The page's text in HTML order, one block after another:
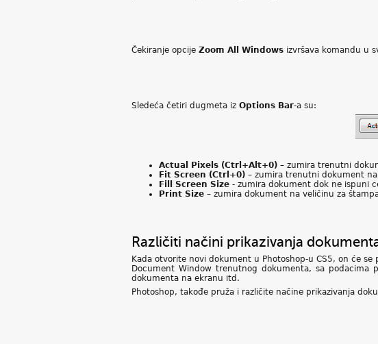
Čekiranje opcije Zoom All Windows izvršava komandu u
Sledeća četiri dugmeta iz Options Bar-a su:
Actual Pixels (Ctrl+Alt+0) – zumira trenutni
Fit Screen (Ctrl+0) – zumira trenutni dokument
Fill Screen Size - zumira dokument dok ne ispuni
Print Size – zumira dokument na veličinu za
Različiti načini prikazivanja
Kada otvorite novi dokument u Photoshop-u CS5, on će
Document Window trenutnog dokumenta, sa podacima
dokumenta na ekranu itd.
Photoshop, takođe pruža i različite načine prikazivanja